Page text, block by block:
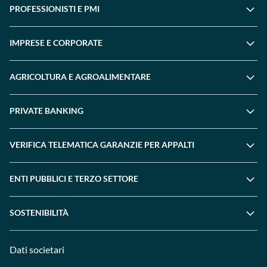
PROFESSIONISTI E PMI
IMPRESE E CORPORATE
AGRICOLTURA E AGROALIMENTARE
PRIVATE BANKING
VERIFICA TELEMATICA GARANZIE PER APPALTI
ENTI PUBBLICI E TERZO SETTORE
SOSTENIBILITÀ
Dati societari